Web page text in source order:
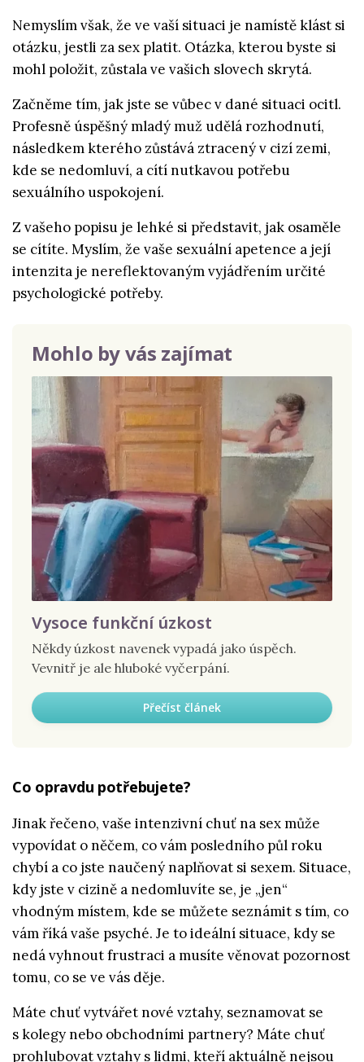
Nemyslím však, že ve vaší situaci je namístě klást si
otázku, jestli za sex platit. Otázka, kterou byste si
mohl položit, zůstala ve vašich slovech skrytá.
Začněme tím, jak jste se vůbec v dané situaci ocitl.
Profesně úspěšný mladý muž udělá rozhodnutí,
následkem kterého zůstává ztracený v cizí zemi,
kde se nedomluví, a cítí nutkavou potřebu
sexuálního uspokojení.
Z vašeho popisu je lehké si představit, jak osaměle
se cítíte. Myslím, že vaše sexuální apetence a její
intenzita je nereflektovaným vyjádřením určité
psychologické potřeby.
Mohlo by vás zajímat
Vysoce funkční úzkost
Někdy úzkost navenek vypadá jako úspěch.
Vevnitř je ale hluboké vyčerpání.
Přečíst článek
Co opravdu potřebujete?
Jinak řečeno, vaše intenzivní chuť na sex může
vypovídat o něčem, co vám posledního půl roku
chybí a co jste naučený naplňovat si sexem. Situace,
kdy jste v cizině a nedomluvíte se, je „jen“
vhodným místem, kde se můžete seznámit s tím, co
vám říká vaše psyché. Je to ideální situace, kdy se
nedá vyhnout frustraci a musíte věnovat pozornost
tomu, co se ve vás děje.
Máte chuť vytvářet nové vztahy, seznamovat se
s kolegy nebo obchodními partnery? Máte chuť
prohlubovat vztahy s lidmi, kteří aktuálně nejsou